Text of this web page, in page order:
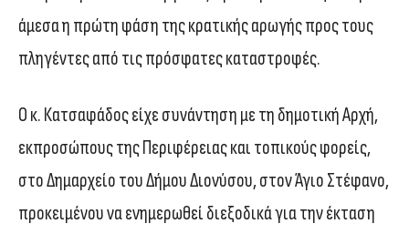
άμεσα η πρώτη φάση της κρατικής αρωγής προς τους
πληγέντες από τις πρόσφατες καταστροφές.
Ο κ. Κατσαφάδος είχε συνάντηση με τη δημοτική Αρχή,
εκπροσώπους της Περιφέρειας και τοπικούς φορείς,
στο Δημαρχείο του Δήμου Διονύσου, στον Άγιο Στέφανο,
προκειμένου να ενημερωθεί διεξοδικά για την έκταση